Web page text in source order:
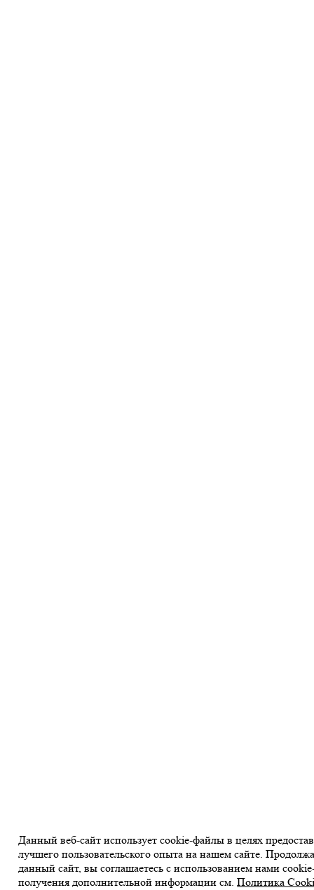
Данный веб-сайт использует cookie-файлы в целях
лучшего пользовательского опыта на нашем сайте.
данный сайт, вы соглашаетесь с использованием нами
получения дополнительной информации см.Политика